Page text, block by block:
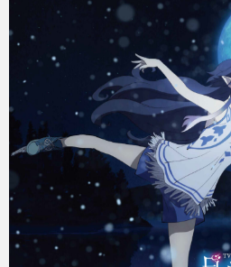
Micchan 2022年1月7日